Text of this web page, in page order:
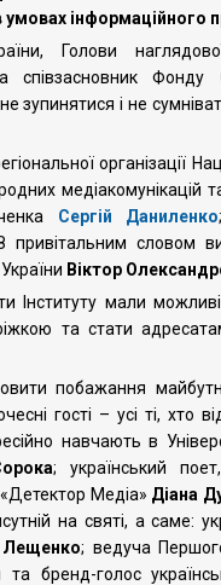
умовах інформаційного
Голови
співзасновник Фонду
зупинятися і не
організації
медіакомунікацій
Сергій Даниленко
привітальним словом
Віктор
Інституту мали
та стати
побажання
гості – усі ті, хто
навчають в
; український
Медіа» Діана
на святі, а саме:
Лещенко; ведуча
бренд-голос